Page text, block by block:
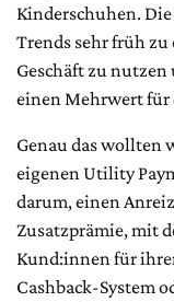
Kinderschuhen.
Trends sehr früh zu
Geschäft zu
einen Mehrwert für
Genau das wollten
eigenen Utility
darum, einen
Zusatzprämie, mit
Kund:innen für
Cashback-System